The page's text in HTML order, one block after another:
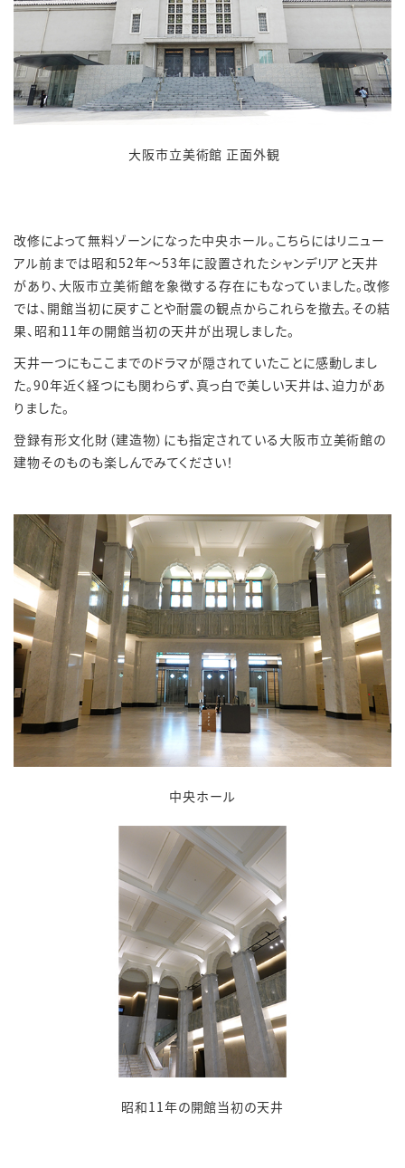
大阪市立美術館 正面外観
改修によって無料ゾーンになった中央ホール。こちらにはリニュー
アル前までは昭和52年～53年に設置されたシャンデリアと天井
があり、大阪市立美術館を象徴する存在にもなっていました。改修
では、開館当初に戻すことや耐震の観点からこれらを撤去。その結
果、昭和11年の開館当初の天井が出現しました。
天井一つにもここまでのドラマが隠されていたことに感動しまし
た。90年近く経つにも関わらず、真っ白で美しい天井は、迫力があ
りました。
登録有形文化財（建造物）にも指定されている大阪市立美術館の
建物そのものも楽しんでみてください！
中央ホール
昭和11年の開館当初の天井